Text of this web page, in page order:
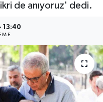
de anıyoruz' dedi.
13:40